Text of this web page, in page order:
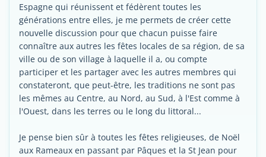
Espagne qui réunissent et fédèrent toutes les
générations entre elles, je me permets de créer cette
nouvelle discussion pour que chacun puisse faire
connaître aux autres les fêtes locales de sa région, de sa
ville ou de son village à laquelle il a, ou compte
participer et les partager avec les autres membres qui
constateront, que peut-être, les traditions ne sont pas
les mêmes au Centre, au Nord, au Sud, à l'Est comme à
l'Ouest, dans les terres ou le long du littoral...
Je pense bien sûr à toutes les fêtes religieuses, de Noël
aux Rameaux en passant par Pâques et la St Jean pour